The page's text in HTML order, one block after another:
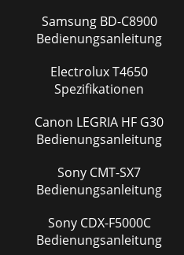
Samsung BD-C8900
Bedienungsanleitung
Electrolux T4650
Spezifikationen
Canon LEGRIA HF G30
Bedienungsanleitung
Sony CMT-SX7
Bedienungsanleitung
Sony CDX-F5000C
Bedienungsanleitung